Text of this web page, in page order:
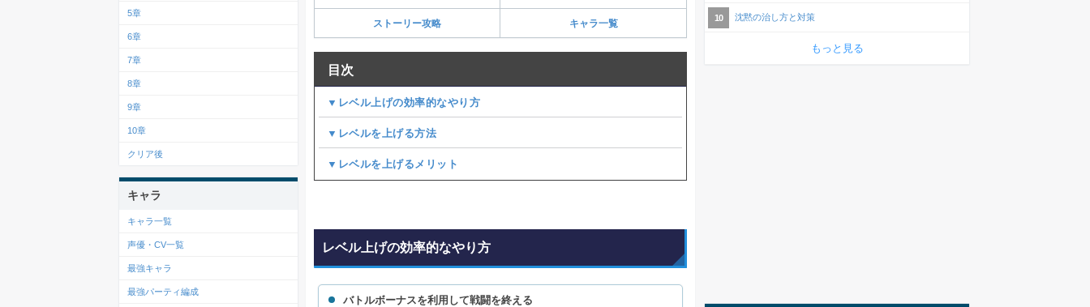
ストーリー攻略 キャラ一覧
目次
▼レベル上げの効率的なやり方
▼レベルを上げる方法
▼レベルを上げるメリット
レベル上げの効率的なやり方
バトルボーナスを利用して戦闘を終える
5章
6章
7章
8章
9章
10章
クリア後
キャラ
キャラ一覧
声優・CV一覧
最強キャラ
最強パーティ編成
沈黙の治し方と対策
もっと見る